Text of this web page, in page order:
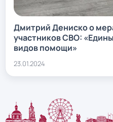
Дмитрий Дениско о
участников СВО:
видов помощи»
23.01.2024